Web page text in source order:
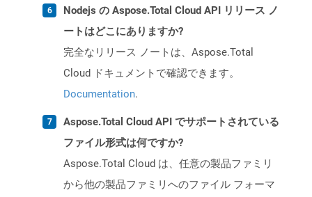
Nodejs の Aspose.Total Cloud API リリース ノ
ートはどこにありますか?
完全なリリース ノートは、Aspose.Total
Cloud ドキュメントで確認できます。
Documentation.
Aspose.Total Cloud API でサポートされている
ファイル形式は何ですか?
Aspose.Total Cloud は、任意の製品ファミリ
から他の製品ファミリへのファイル フォーマ